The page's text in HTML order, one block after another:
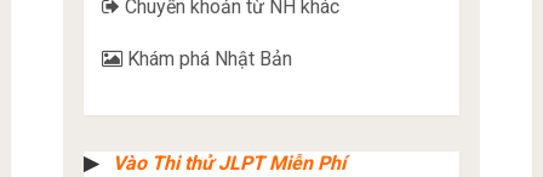
Chuyển khoản từ NH khác
Khám phá Nhật Bản
▶︎ Vào Thi thử JLPT Miễn Phí